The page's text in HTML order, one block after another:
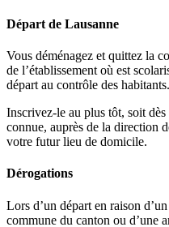
Départ de Lausanne
Vous déménagez et quittez la
de l’établissement où est
départ au contrôle des habitants.
Inscrivez-le au plus tôt, soit
connue, auprès de la direction
votre futur lieu de domicile.
Dérogations
Lors d’un départ en raison
commune du canton ou d’une